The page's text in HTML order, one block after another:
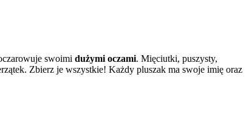
swoimi dużymi oczami. Mięciutki, puszysty,
Zbierz je wszystkie! Każdy pluszak ma swoje imię oraz